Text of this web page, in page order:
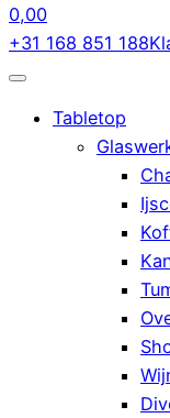
0,00
+31 168 851 188
Tabletop